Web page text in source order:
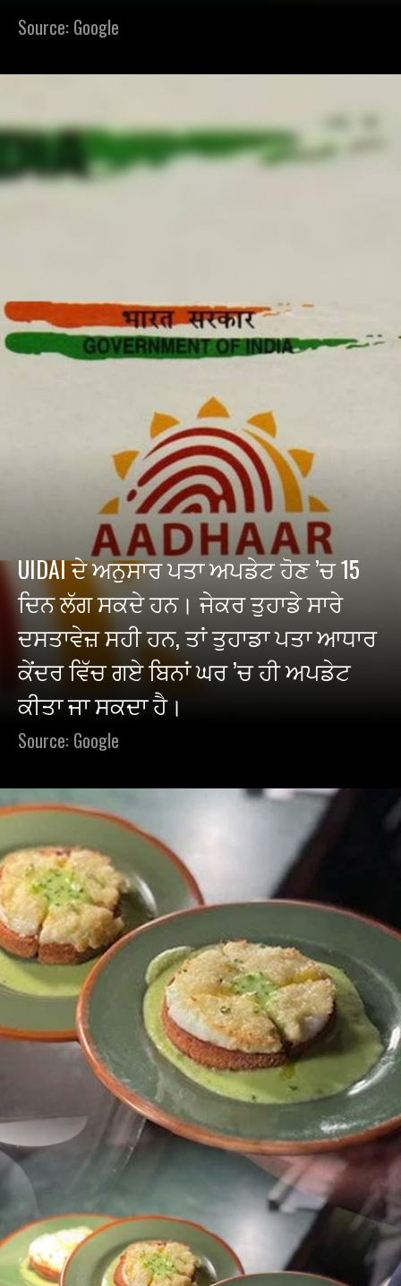
Source: Google
UIDAI ਦੇ ਅਨੁਸਾਰ ਪਤਾ ਅਪਡੇਟ ਹੋਣ ’ਚ 15
ਦਿਨ ਲੱਗ ਸਕਦੇ ਹਨ। ਜੇਕਰ ਤੁਹਾਡੇ ਸਾਰੇ
ਦਸਤਾਵੇਜ਼ ਸਹੀ ਹਨ, ਤਾਂ ਤੁਹਾਡਾ ਪਤਾ ਆਧਾਰ
ਕੇਂਦਰ ਵਿੱਚ ਗਏ ਬਿਨਾਂ ਘਰ ’ਚ ਹੀ ਅਪਡੇਟ
ਕੀਤਾ ਜਾ ਸਕਦਾ ਹੈ।
Source: Google